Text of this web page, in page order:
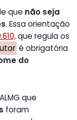
que não seja
. Essa orientação
que regula os
é obrigatória
do
que
foram